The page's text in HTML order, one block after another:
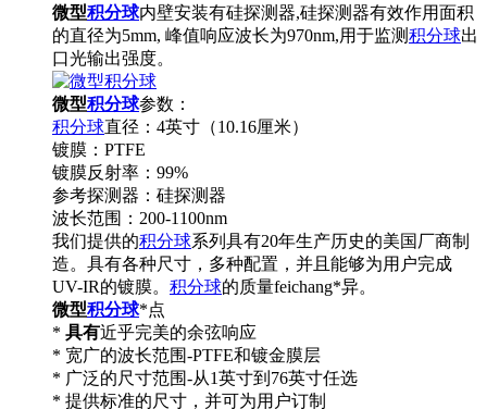
微型积分球内壁安装有硅探测器,硅探测器有效作用面积
的直径为5mm, 峰值响应波长为970nm,用于监测积分球出
口光输出强度。
微型积分球参数：
积分球直径：4英寸（10.16厘米）
镀膜：PTFE
镀膜反射率：99%
参考探测器：硅探测器
波长范围：200-1100nm
我们提供的积分球系列具有20年生产历史的美国厂商制
造。具有各种尺寸，多种配置，并且能够为用户完成
UV-IR的镀膜。 积分球的质量feichang*异。
微型积分球*点
* 具有近乎完美的余弦响应
* 宽广的波长范围-PTFE和镀金膜层
* 广泛的尺寸范围-从1英寸到76英寸任选
* 提供标准的尺寸，并可为用户订制